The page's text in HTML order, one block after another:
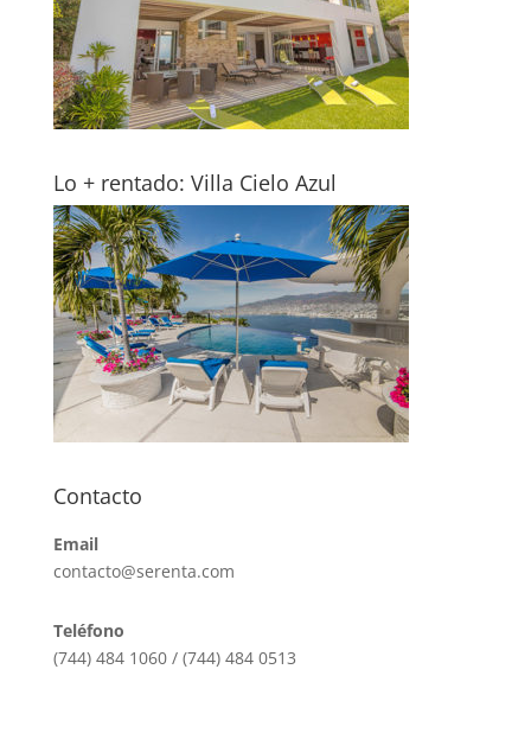
Lo + rentado: Villa Cielo Azul
Contacto
Email
contacto@serenta.com
Teléfono
(744) 484 1060 / (744) 484 0513